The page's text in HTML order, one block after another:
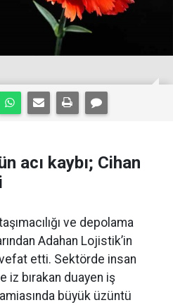
acı kaybı; Cihan
ve depolama
Adahan Lojistik’in
vefat etti. Sektörde insan
iz bırakan duayen iş
büyük üzüntü